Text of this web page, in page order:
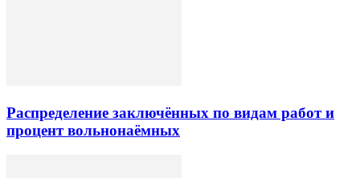
Распределение заключённых по видам работ и
процент вольнонаёмных